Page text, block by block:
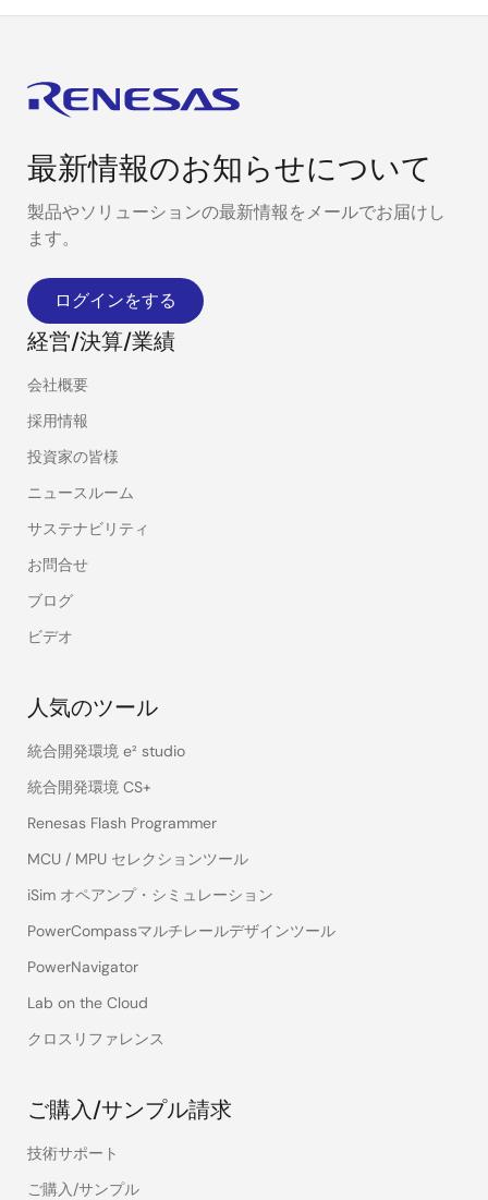
最新情報のお知らせについて
製品やソリューションの最新情報をメールでお届けし
ます。
ログインをする
経営/決算/業績
会社概要
採用情報
投資家の皆様
ニュースルーム
サステナビリティ
お問合せ
ブログ
ビデオ
人気のツール
統合開発環境 e² studio
統合開発環境 CS+
Renesas Flash Programmer
MCU / MPU セレクションツール
iSim オペアンプ・シミュレーション
PowerCompassマルチレールデザインツール
PowerNavigator
Lab on the Cloud
クロスリファレンス
ご購入/サンプル請求
技術サポート
ご購入/サンプル